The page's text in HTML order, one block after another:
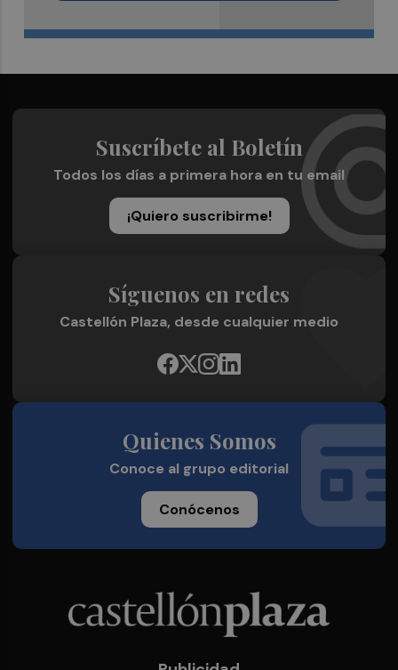
Suscríbete al Boletín
Todos los días a primera hora en tu email
¡Quiero suscribirme!
Síguenos en redes
Castellón Plaza, desde cualquier medio
Quienes Somos
Conoce al grupo editorial
Conócenos